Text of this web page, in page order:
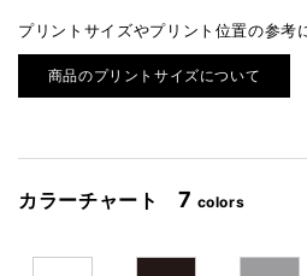
プリントサイズやプリント位置の参考
商品のプリントサイズについて
カラーチャート7 colors